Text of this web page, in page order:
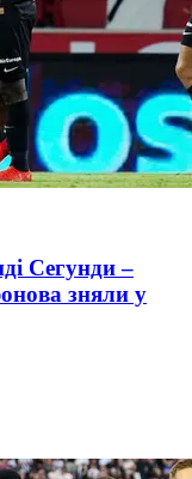
Сегунди –
зняли у